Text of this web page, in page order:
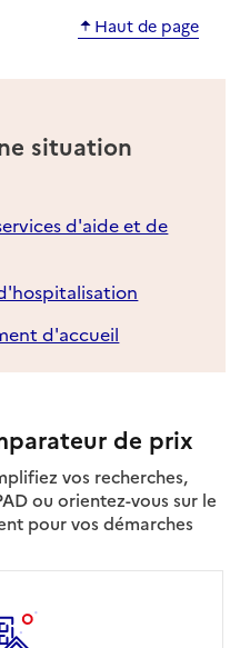
Haut de page
situation
d'aide et de
d'accueil
de prix
vos recherches,
ou orientez-vous sur le
pour vos démarches